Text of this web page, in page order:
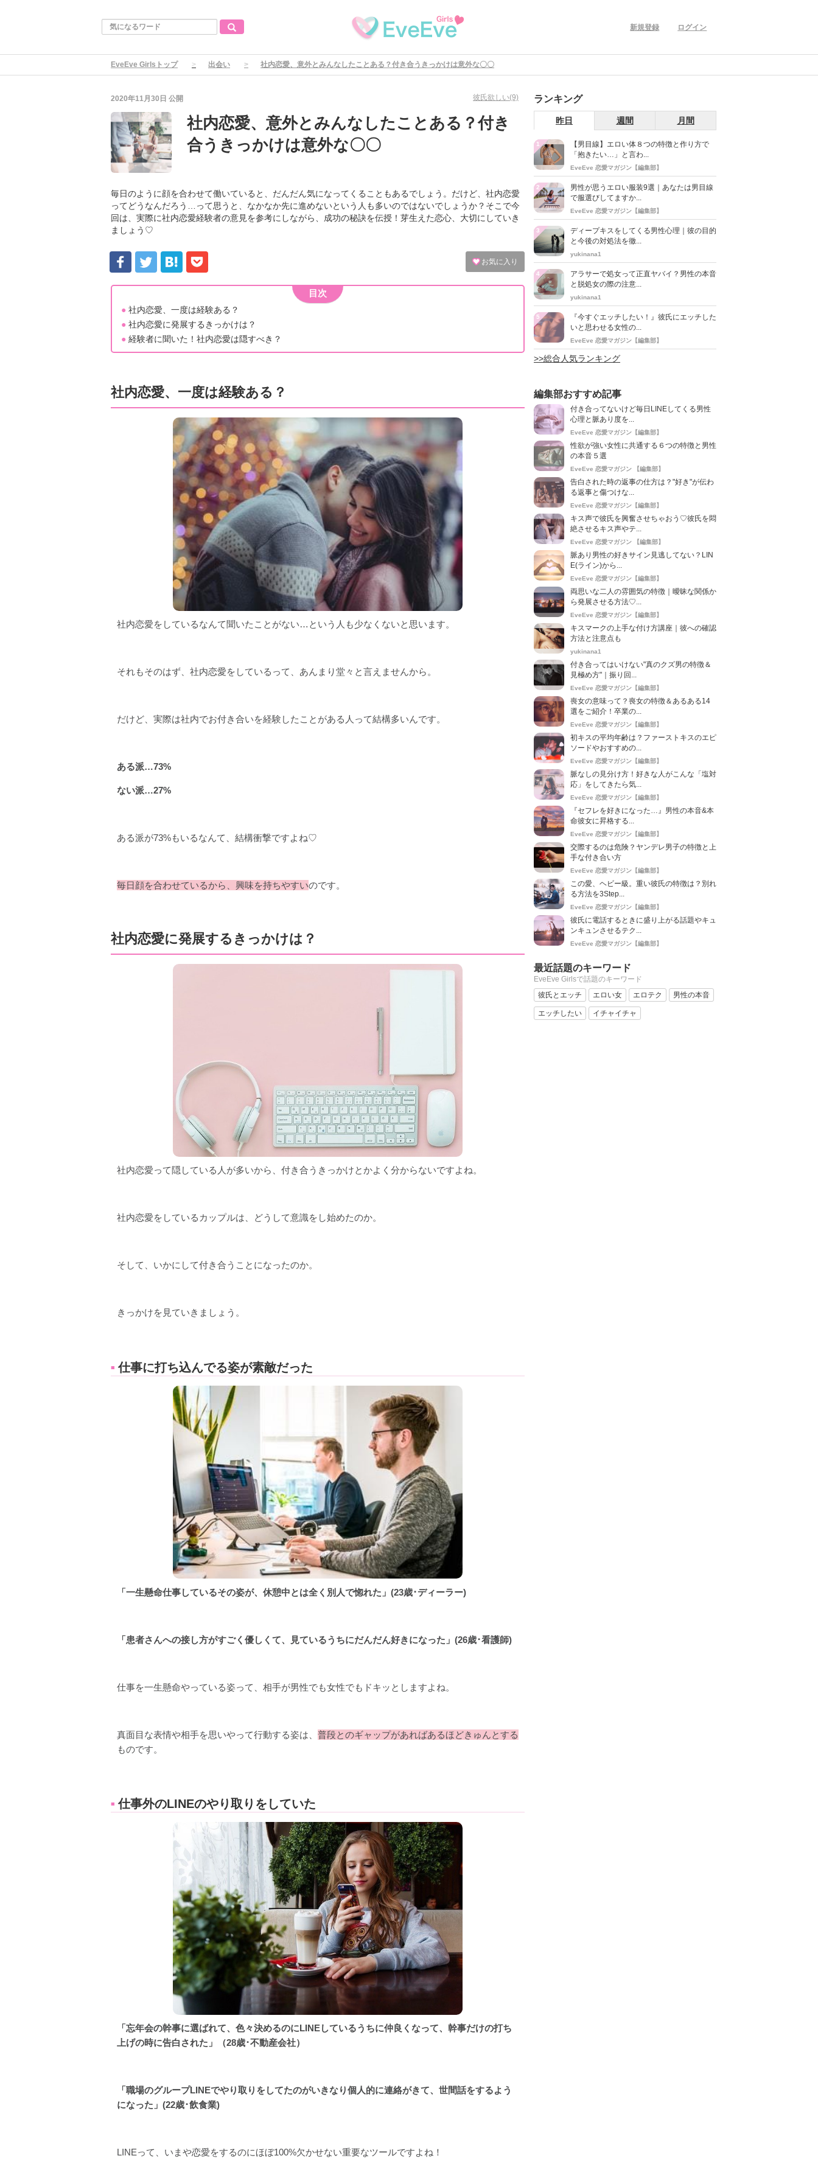
ログイン
新規登録
EveEve Girlsトップ 出会い 社内恋愛、意外とみんなしたことある？付き合うきっかけは意外な〇〇
2020年11月30日 公開 彼氏欲しい(9)
社内恋愛、意外とみんなしたことある？付き
合うきっかけは意外な〇〇
毎日のように顔を合わせて働いていると、だんだん気になってくることもあるでしょう。だけど、社内恋愛
ってどうなんだろう…って思うと、なかなか先に進めないという人も多いのではないでしょうか？そこで今
回は、実際に社内恋愛経験者の意見を参考にしながら、成功の秘訣を伝授！芽生えた恋心、大切にしていき
ましょう♡
お気に入り
目次
● 社内恋愛、一度は経験ある？
● 社内恋愛に発展するきっかけは？
● 経験者に聞いた！社内恋愛は隠すべき？
社内恋愛、一度は経験ある？
社内恋愛をしているなんて聞いたことがない…という人も少なくないと思います。
それもそのはず、社内恋愛をしているって、あんまり堂々と言えませんから。
だけど、実際は社内でお付き合いを経験したことがある人って結構多いんです。
ある派…73%
ない派…27%
ある派が73%もいるなんて、結構衝撃ですよね♡
毎日顔を合わせているから、興味を持ちやすいのです。
社内恋愛に発展するきっかけは？
社内恋愛って隠している人が多いから、付き合うきっかけとかよく分からないですよね。
社内恋愛をしているカップルは、どうして意識をし始めたのか。
そして、いかにして付き合うことになったのか。
きっかけを見ていきましょう。
■ 仕事に打ち込んでる姿が素敵だった
「一生懸命仕事しているその姿が、休憩中とは全く別人で惚れた」(23歳･ディーラー)
「患者さんへの接し方がすごく優しくて、見ているうちにだんだん好きになった」(26歳･看護師)
仕事を一生懸命やっている姿って、相手が男性でも女性でもドキッとしますよね。
真面目な表情や相手を思いやって行動する姿は、 普段とのギャップがあればあるほどきゅんとする
ものです。
■ 仕事外のLINEのやり取りをしていた
「忘年会の幹事に選ばれて、色々決めるのにLINEしているうちに仲良くなって、幹事だけの打ち
上げの時に告白された」（28歳･不動産会社）
「職場のグループLINEでやり取りをしてたのがいきなり個人的に連絡がきて、世間話をするよう
になった」(22歳･飲食業)
LINEって、いまや恋愛をするのにほぼ100%欠かせない重要なツールですよね！
ランキング
昨日 週間 月間
1
【男目線】エロい体８つの特徴と作り方で
「抱きたい…」と言わ...
EveEve 恋愛マガジン【編集部】
2
男性が思うエロい服装9選｜あなたは男目線
で服選びしてますか...
EveEve 恋愛マガジン【編集部】
3
ディープキスをしてくる男性心理｜彼の目的
と今後の対処法を徹...
yukinana1
4
アラサーで処女って正直ヤバイ？男性の本音
と脱処女の際の注意...
yukinana1
5
『今すぐエッチしたい！』彼氏にエッチした
いと思わせる女性の...
EveEve 恋愛マガジン【編集部】
>>総合人気ランキング
編集部おすすめ記事
付き合ってないけど毎日LINEしてくる男性
心理と脈あり度を...
EveEve 恋愛マガジン【編集部】
性欲が強い女性に共通する６つの特徴と男性
の本音５選
EveEve 恋愛マガジン 【編集部】
告白された時の返事の仕方は？"好き"が伝わ
る返事と傷つけな...
EveEve 恋愛マガジン【編集部】
キス声で彼氏を興奮させちゃおう♡彼氏を悶
絶させるキス声やテ...
EveEve 恋愛マガジン 【編集部】
脈あり男性の好きサイン見逃してない？LIN
E(ライン)から...
EveEve 恋愛マガジン【編集部】
両思いな二人の雰囲気の特徴｜曖昧な関係か
ら発展させる方法♡...
EveEve 恋愛マガジン【編集部】
キスマークの上手な付け方講座｜彼への確認
方法と注意点も
yukinana1
付き合ってはいけない"真のクズ男の特徴＆
見極め方"｜振り回...
EveEve 恋愛マガジン【編集部】
喪女の意味って？喪女の特徴＆あるある14
選をご紹介！卒業の...
EveEve 恋愛マガジン【編集部】
初キスの平均年齢は？ファーストキスのエピ
ソードやおすすめの...
EveEve 恋愛マガジン【編集部】
脈なしの見分け方！好きな人がこんな「塩対
応」をしてきたら気...
EveEve 恋愛マガジン【編集部】
『セフレを好きになった…』男性の本音&本
命彼女に昇格する...
EveEve 恋愛マガジン【編集部】
交際するのは危険？ヤンデレ男子の特徴と上
手な付き合い方
EveEve 恋愛マガジン【編集部】
この愛、ヘビー級。重い彼氏の特徴は？別れ
る方法を3Step...
EveEve 恋愛マガジン【編集部】
彼氏に電話するときに盛り上がる話題やキュ
ンキュンさせるテク...
EveEve 恋愛マガジン【編集部】
最近話題のキーワード
EveEve Girlsで話題のキーワード
彼氏とエッチ
エロい女 エロテク 男性の本音
エッチしたい イチャイチャ